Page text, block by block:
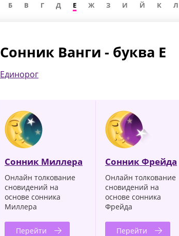
Б В Г Д Е Ж З И Й К Л
Сонник Ванги - буква Е
Единорог
Сонник Миллера
Онлайн толкование
сновидений на
основе сонника
Миллера
Перейти
Сонник Фрейда
Онлайн толкование
сновидений на
основе сонника
Фрейда
Перейти